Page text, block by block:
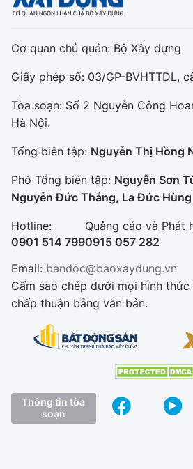
Cơ quan chủ quản: Bộ Xây dựng
Giấy phép số: 03/GP-BVHTTDL,
Tòa soạn: Số 2 Nguyễn Công
Hà Nội.
Tổng biên tập: Nguyễn Thị Hồng
Phó Tổng biên tập: Nguyễn Sơn
Nguyễn Đức Thắng, La Đức Hùng
Hotline:
0901 514 799
Quảng cáo và Phát
0915 057 282
Email: bandoc@baoxaydung.vn
Cấm sao chép dưới mọi hình
chấp thuận bằng văn bản.
Thông tin tòa
soạn